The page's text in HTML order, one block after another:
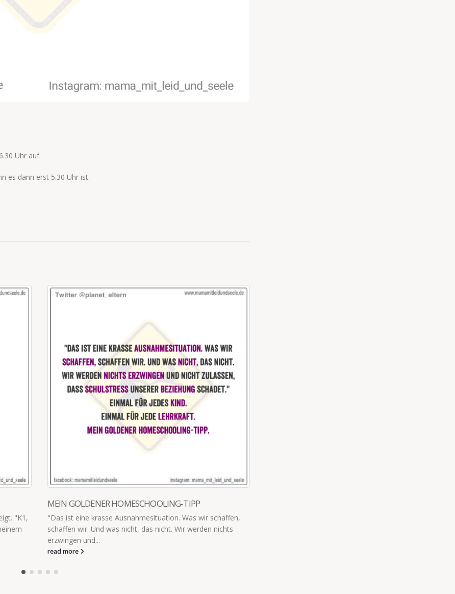
Uhr auf.
es dann erst 5.30 Uhr ist.
wir schaffen,
werden nichts
HAUSHALT FÜHREN IST WIE…
Den Haushalt einer Familie zu führen ist wie die Arbeit in
Excel, nur dass alle 60 Minuten einer kommt und...
read more